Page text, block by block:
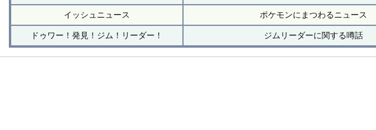
イッシュニュース ポケモンにまつわるニュース
ドゥワー！発見！ジム！リーダー！ ジムリーダーに関する噂話